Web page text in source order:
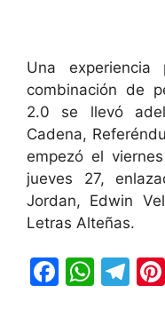
Una
combinación de
2.0 se llevó
Cadena,
empezó el
jueves 27,
Jordan, Edwin
Letras Alteñas.
F
W T